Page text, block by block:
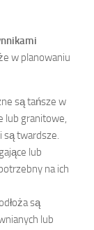
w planowaniu
są tańsze w
lub granitowe,
twardsze.
lub
na ich
są
lub